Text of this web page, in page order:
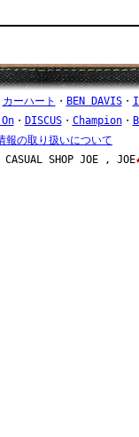
カーハート ・ BEN DAVIS・
・ DISCUS・ Champion・
報の取り扱いについて
SHOP JOE , JOE